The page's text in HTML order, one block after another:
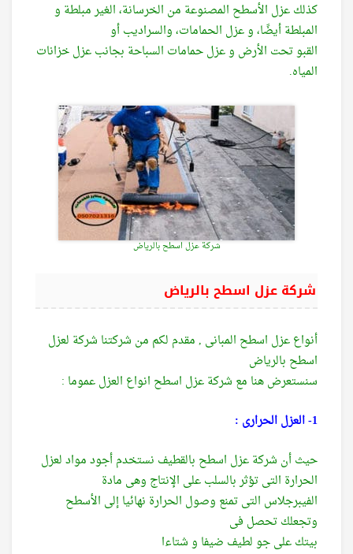
كذلك عزل الأسطح المصنوعة من الخرسانة، الغير مبلطة و
المبلطة أيضًا، و عزل الحمامات، والسراديب أو
القبو تحت الأرض و عزل حمامات السباحة بجانب عزل خزانات
المياه.
شركة عزل اسطح بالرياض
شركة عزل اسطح بالرياض
أنواع عزل اسطح المبانى , مقدم لكم من شركتنا شركة لعزل
اسطح بالرياض
سنستعرض هنا مع شركة عزل اسطح انواع العزل عموما :
1- العزل الحرارى :
حيث أن شركة عزل اسطح بالقطيف نستخدم أجود مواد لعزل
الحرارة التى تؤثر بالسلب على الإنتاج وهى مادة
الفيبرجلاس التى تمنع وصول الحرارة نهائيا إلى الأسطح
وتجعلك تحصل فى
بيتك على جو لطيف ضيفا و شتاءا